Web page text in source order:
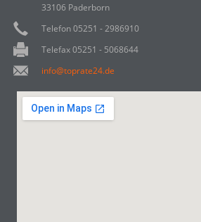
33106 Paderborn
Telefon 05251 - 2986910
Telefax 05251 - 5068644
info@toprate24.de